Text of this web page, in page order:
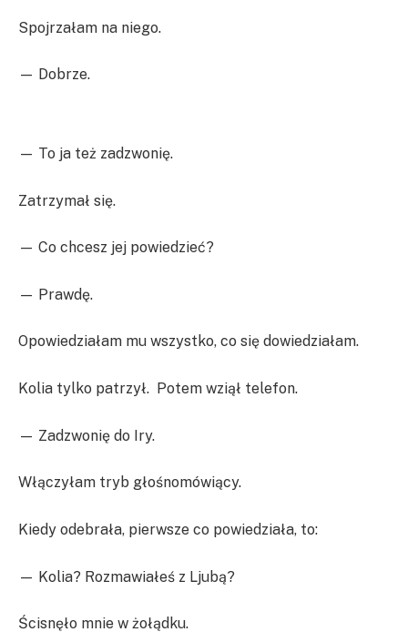
Spojrzałam na niego.
— Dobrze.
— To ja też zadzwonię.
Zatrzymał się.
— Co chcesz jej powiedzieć?
— Prawdę.
Opowiedziałam mu wszystko, co się dowiedziałam.
Kolia tylko patrzył. Potem wziął telefon.
— Zadzwonię do Iry.
Włączyłam tryb głośnomówiący.
Kiedy odebrała, pierwsze co powiedziała, to:
— Kolia? Rozmawiałeś z Ljubą?
Ścisnęło mnie w żołądku.